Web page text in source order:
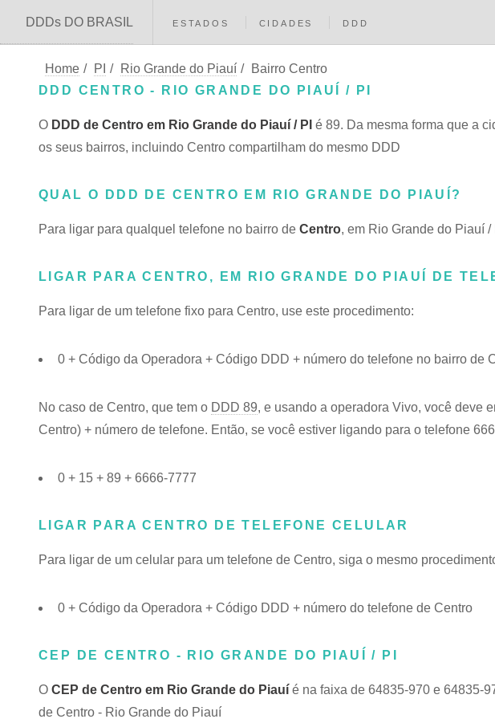
DDDs DO BRASIL ESTADOS CIDADES DDD
Home / PI / Rio Grande do Piauí /
Bairro Centro
DDD CENTRO - RIO GRANDE DO PIAUÍ / PI
O DDD de Centro em Rio Grande do Piauí / PI é 89. Da mesma forma que a
os seus bairros, incluindo Centro compartilham do mesmo DDD
QUAL O DDD DE CENTRO EM RIO GRANDE DO PIAUÍ?
Para ligar para qualquel telefone no bairro de Centro, em Rio Grande do Piauí /
LIGAR PARA CENTRO, EM RIO GRANDE DO PIAUÍ DE
Para ligar de um telefone fixo para Centro, use este procedimento:
0 + Código da Operadora + Código DDD + número do telefone no bairro de
No caso de Centro, que tem o DDD 89, e usando a operadora Vivo, você deve
Centro) + número de telefone. Então, se você estiver ligando para o telefone
0 + 15 + 89 + 6666-7777
LIGAR PARA CENTRO DE TELEFONE CELULAR
Para ligar de um celular para um telefone de Centro, siga o mesmo
0 + Código da Operadora + Código DDD + número do telefone de Centro
CEP DE CENTRO - RIO GRANDE DO PIAUÍ / PI
O CEP de Centro em Rio Grande do Piauí é na faixa de 64835-970 e 64835-
de Centro - Rio Grande do Piauí